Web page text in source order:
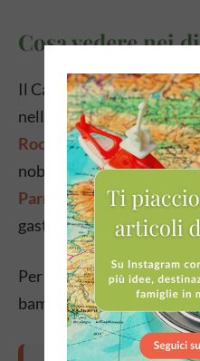
Cosa vedere nei
Il Castello di Rivalta si
nella zona piacentina. A
Rocca Sanvitale di
nobiliare con un celebre
Parma
con i suoimusei
gastronomica che non ha
Per chi vuole esplorare di
bambini, trovi tutti i